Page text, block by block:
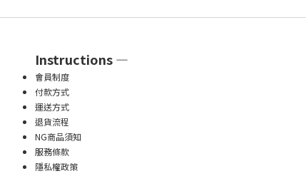
Instructions —
會員制度
付款方式
運送方式
退貨流程
NG商品須知
服務條款
隱私權政策